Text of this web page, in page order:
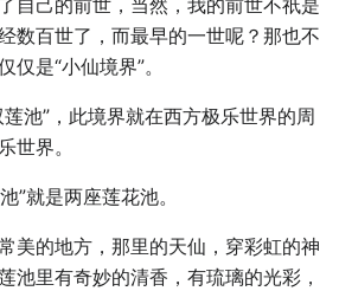
自己的前世，当然，我的前世不祇是
数百世了，而最早的一世呢？那也不
是“小仙境界”。
池”，此境界就在西方极乐世界的周
世界。
”就是两座莲花池。
美的地方，那里的天仙，穿彩虹的神
池里有奇妙的清香，有琉璃的光彩，